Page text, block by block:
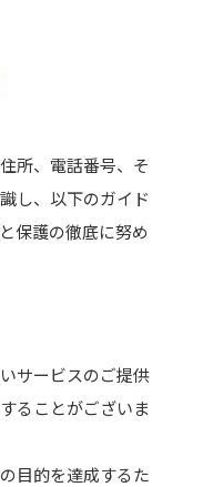
所、電話番号、そ
し、以下のガイド
保護の徹底に努め
サービスのご提供
ることがございま
目的を達成するた